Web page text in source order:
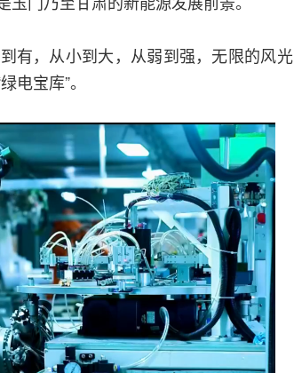
有，从小到大，从弱到强，无限的风光
电宝库”。